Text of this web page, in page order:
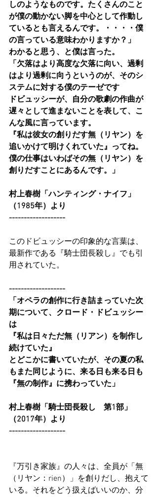
しのようなものです。たくさんのこと
が僕の動かない脚を中心として作動し
ているとも言えるんです。・・・・僕
の言っている意味わかりますか？」
わかると思う、と僕は言った。
「欠落はより高度な欠落に向い、過剰
はより過剰に向うというのが、そのシ
ステムに対する僕のテーゼです
ドビュッシーが、自分の歌劇の作曲が
遅々として進まないことを表して、こ
んな風に言っています。
『私は彼女の創りだす無（リヤン）を
追いかけて明けくれていた』ってね。
僕の仕事はいわばその無（リヤン）を
創りだすことにあるんです。」
村上春樹「ハンティング・ナイフ」
（1985年）より
-------------------
このドビュッシーの印象的な言葉は、
最新作である『騎士団長殺し』でも引
用されていた。
-------------------
「オペラの創作に行き詰まっていた次
期について、クロード・ドビュッシー
は
『私は日々ただ無（リアン）を制作し
続けていた』
とどこかに書いていたが、その夏の私
もまた同じように、来る日も来る日も
『無の制作』に携わっていた」
村上春樹「騎士団長殺し　第1部」
（2017年）より
-------------------
『万引き家族』の人々は、全員が「無
（リヤン：rien）」を創りだし、抱えて
いる。それをどう扱えばいいのか、分